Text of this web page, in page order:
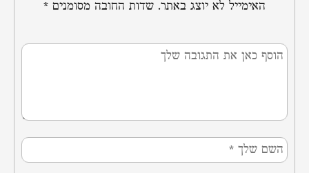
האימייל לא יוצג באתר. שדות החובה מסומנים *